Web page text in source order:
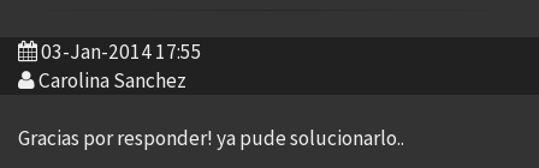
03-Jan-2014 17:55
Carolina Sanchez
Gracias por responder! ya pude solucionarlo..